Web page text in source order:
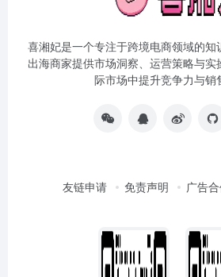
喜湘妃是一个专注于跨境电商领域的知
出海商家提供市场洞察、运营策略与
际市场中提升竞争力与销
友链申请 免责声明 广告